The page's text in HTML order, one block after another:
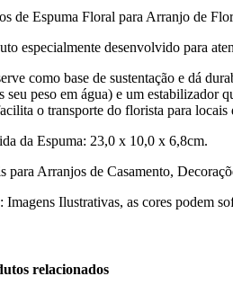
de Espuma Floral para Arranjo de
especialmente desenvolvido para
como base de sustentação e dá
seu peso em água) e um estabilizador
o transporte do florista para locais
da Espuma: 23,0 x 10,0 x 6,8cm.
para Arranjos de Casamento,
Imagens Ilustrativas, as cores podem
relacionados